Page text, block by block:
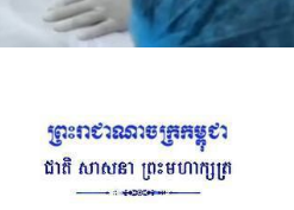
ប្រតិកម្ម